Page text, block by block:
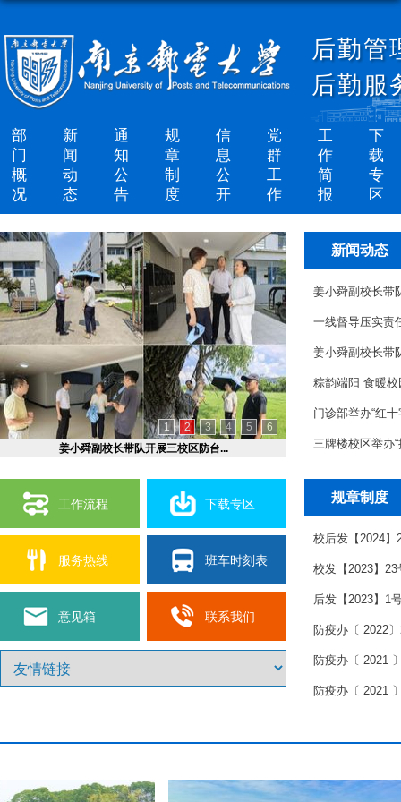
后勤管
后勤服
部
门
概
况
新
闻
动
态
通
知
公
告
规
章
制
度
信
息
公
开
党
群
工
作
工
作
简
报
下
载
专
区
1 2 3 4 5
6
姜小舜副校长带队开展三校区防台...
新闻动态
姜小舜副校长带
一线督导压实责
姜小舜副校长带
粽韵端阳 食暖
门诊部举办“红
三牌楼校区举办
工作流程 下载专区
服务热线 班车时刻表
意见箱 联系我们
规章制度
校后发【2024
校发【2023】
后发【2023】1
防疫办〔 2022
防疫办〔 2021
防疫办〔 2021